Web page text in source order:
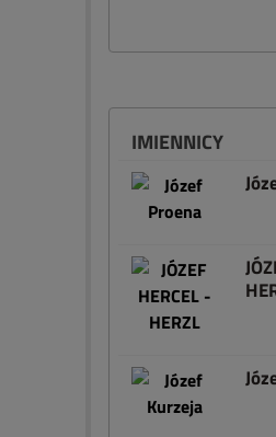
IMIENNICY